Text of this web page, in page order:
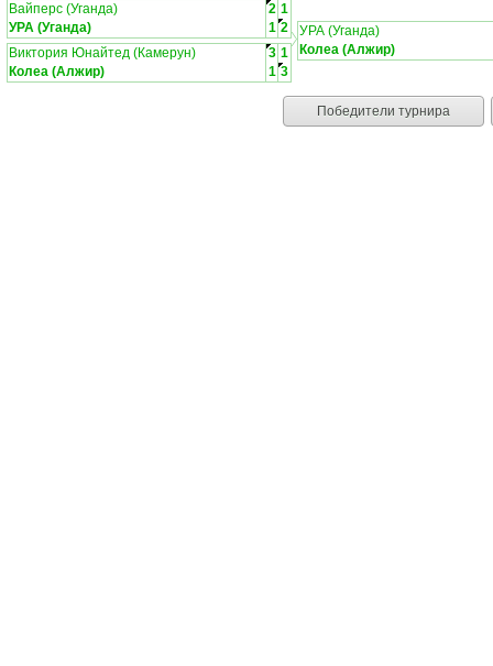
Вайперс (Уганда) 2 1
УРА (Уганда)
1 2
Виктория Юнайтед (Камерун)
3 1
Колеа (Алжир)
1 3
УРА (Уганда)
Колеа (Алжир)
Победители турнира